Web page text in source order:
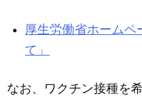
厚生労働省ホームペ
て」
なお、ワクチン接種を